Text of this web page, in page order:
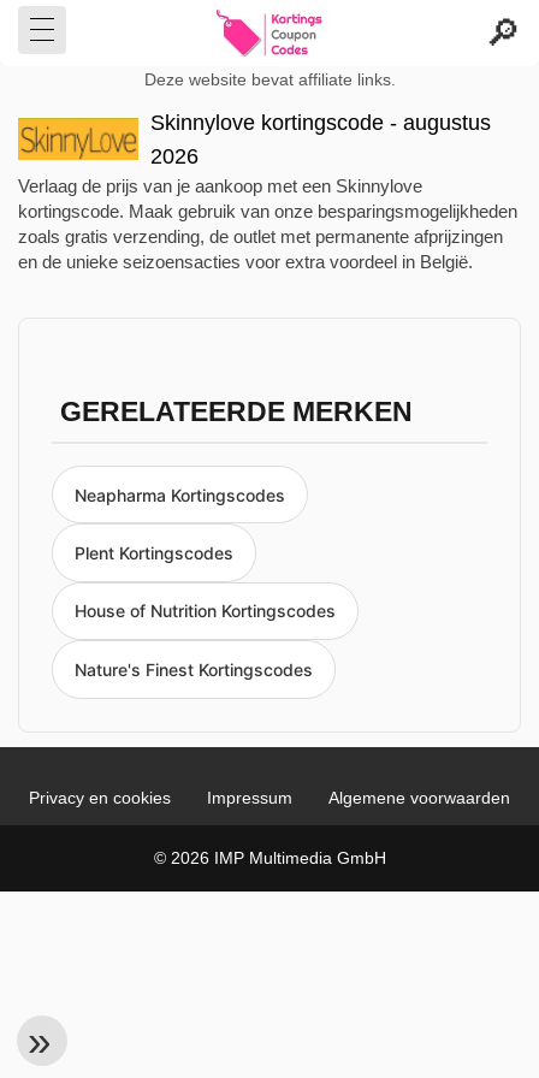
Deze website bevat affiliate links.
Skinnylove kortingscode - augustus
2026
Verlaag de prijs van je aankoop met een Skinnylove
kortingscode. Maak gebruik van onze besparingsmogelijkheden
zoals gratis verzending, de outlet met permanente afprijzingen
en de unieke seizoensacties voor extra voordeel in België.
GERELATEERDE MERKEN
Neapharma Kortingscodes
Plent Kortingscodes
House of Nutrition Kortingscodes
Nature's Finest Kortingscodes
Privacy en cookies Impressum Algemene voorwaarden
© 2026 IMP Multimedia GmbH